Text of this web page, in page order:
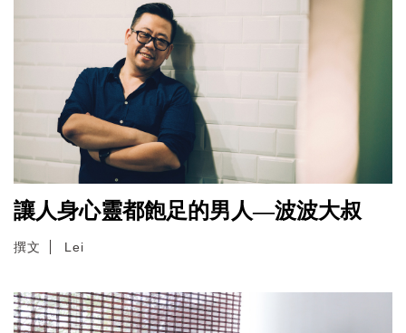
讓人身心靈都飽足的男人—波波大叔
撰文 Lei